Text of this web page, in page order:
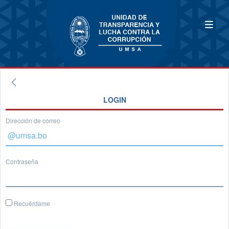
LOGIN
Dirección de correo
Contraseña
Recuérdame